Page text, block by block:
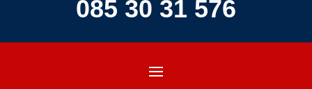
085 30 31 576